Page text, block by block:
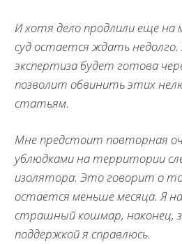
И хотя дело продлили еще на
суд остается ждать
экспертиза будет готова
позволит обвинить этих
статьям.
Мне предстоит повторная
ублюдками на территории
изолятора. Это говорит о
остается меньше месяца. Я
страшный кошмар, наконец,
поддержкой я справлюсь.